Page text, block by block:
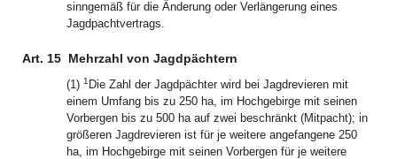
sinngemäß für die Änderung oder Verlängerung eines
Jagdpachtvertrags.
Art. 15 Mehrzahl von Jagdpächtern
(1) 1 Die Zahl der Jagdpächter wird bei Jagdrevieren mit
einem Umfang bis zu 250 ha, im Hochgebirge mit seinen
Vorbergen bis zu 500 ha auf zwei beschränkt (Mitpacht); in
größeren Jagdrevieren ist für je weitere angefangene 250
ha, im Hochgebirge mit seinen Vorbergen für je weitere